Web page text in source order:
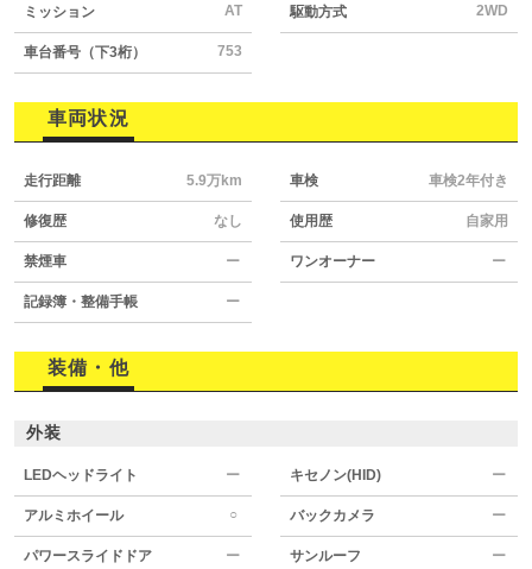
ミッション AT 駆動方式 2WD
車台番号（下3桁） 753
車両状況
走行距離 5.9万km 車検 車検2年付き
修復歴 なし 使用歴 自家用
禁煙車 ー ワンオーナー ー
記録簿・整備手帳 ー
装備・他
外装
LEDヘッドライト ー キセノン(HID) ー
アルミホイール ○ バックカメラ ー
パワースライドドア ー サンルーフ ー